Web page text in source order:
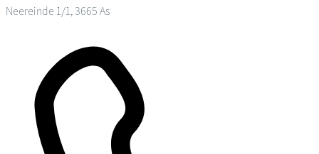
Neereinde 1/1, 3665 As